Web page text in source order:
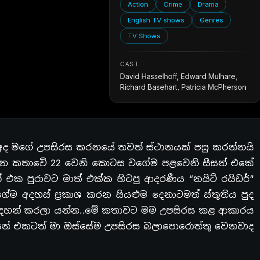
Action Crime
Drama
English TV shows
Genres
TV Shows
CAST
David Hasselhoff, Edward Mulhare,
Richard Basehart, Patricia McPherson
මගේ උපසිරස කරනයේ තවත් ස්ථානයක් පසු කරන්නයි
කතාවේ 22 වෙනි කොටස වගේම පළවෙනි සීසන් එකේ
පුරාවට මාත් එක්ක හිටපු ආදරණීය “නයිට් රයිඩර්”
අදහස් ප්‍රකාශ කරන සියළුම දෙනාටමත් ස්තූතිය පුද
කරලා යන්න..මේ කතාවට මම උපසිරස කළ ආකාරය
එකටත් මා ඔස්සේම උපසිරස බලාපොරොත්තු වෙනවාද